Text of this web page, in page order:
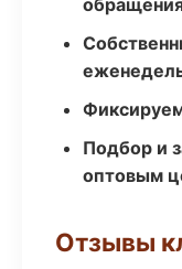
Подбор и
оптовым
Отзывы